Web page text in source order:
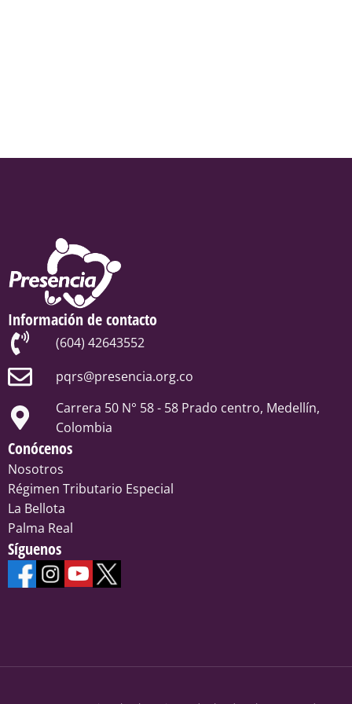
Información de contacto
(604) 42643552
pqrs@presencia.org.co
Carrera 50 N° 58 - 58 Prado centro, Medellín,
Colombia
Conócenos
Nosotros
Régimen Tributario Especial
La Bellota
Palma Real
Síguenos